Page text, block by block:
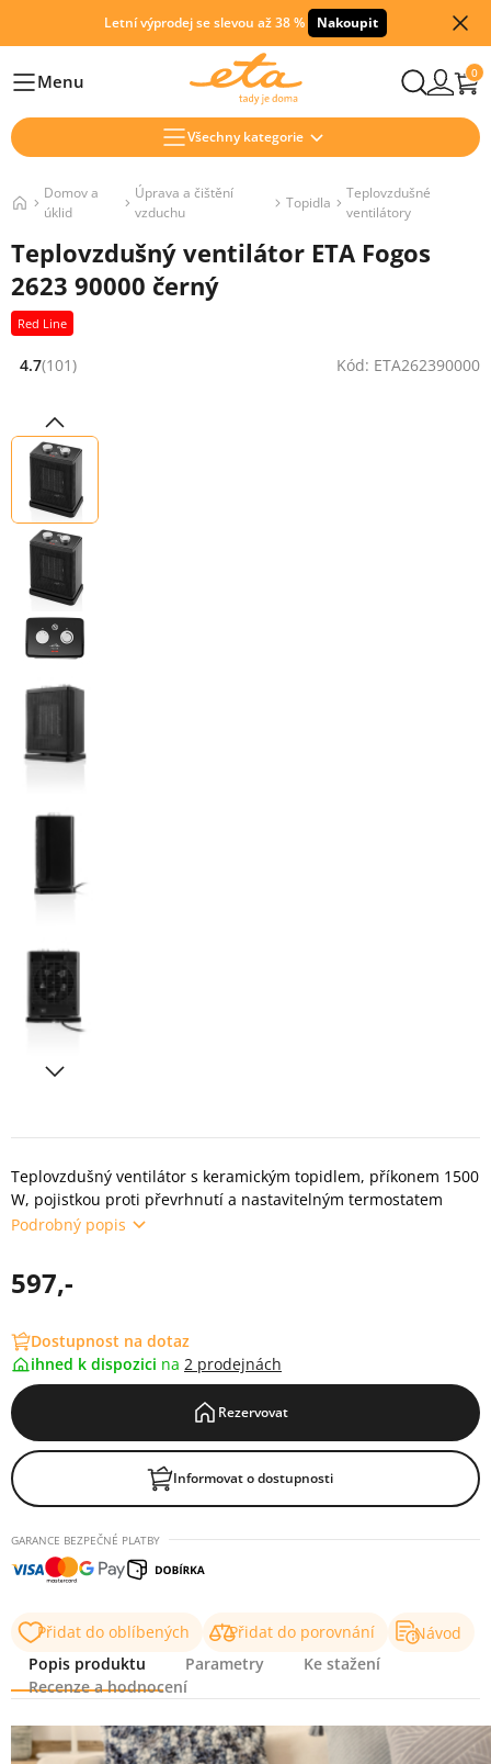
Letní výprodej se slevou až 38 % Nakoupit
HlavníMenu 0
Všechny kategorie
Domov a
úklid
Úprava a čištění
vzduchu
Topidla
Teplovzdušné
ventilátory
Teplovzdušný ventilátor ETA Fogos
2623 90000 černý
Red Line
Hodnocení: 4.7 z 5 (101 recenzí)
4.7(101) Kód: ETA262390000
Teplovzdušný ventilátor s keramickým topidlem, příkonem 1500
W, pojistkou proti převrhnutí a nastavitelným termostatem
Podrobný popis
597,-
Dostupnost na dotaz
ihned k dispozici na 2 prodejnách
Rezervovat
Informovat o dostupnosti
GARANCE BEZPEČNÉ PLATBY
Přidat do oblíbených Přidat do porovnání
Návod
Popis produktu
Parametry
Ke stažení
Recenze a hodnocení
Popis produktu